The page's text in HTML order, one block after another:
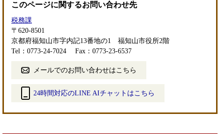
このページに関するお問い合わせ先
税務課
〒620-8501
京都府福知山市字内記13番地の1 福知山市役所2階
Tel：0773-24-7024
Fax：0773-23-6537
メールでのお問い合わせはこちら
24時間対応のLINE AIチャットはこちら